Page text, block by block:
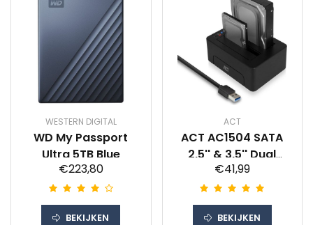
WESTERN DIGITAL
WD My Passport
Ultra 5TB Blue
€223,80
BEKIJKEN
ACT
ACT AC1504 SATA
2,5'' & 3,5'' Dual
Docking Station
€41,99
BEKIJKEN